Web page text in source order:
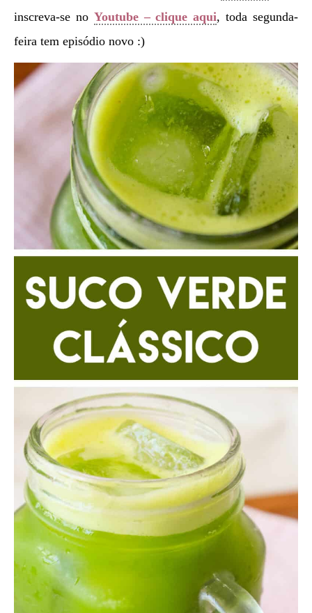
inscreva-se no Youtube – clique aqui, toda segunda-
feira tem episódio novo :)